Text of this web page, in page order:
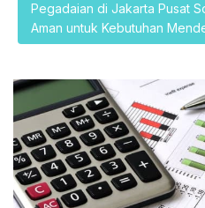
Pegadaian di Jakarta Pusat
Aman untuk Kebutuhan